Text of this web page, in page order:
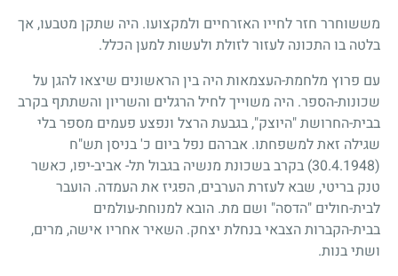
מששוחרר חזר לחייו האזרחיים ולמקצועו. היה שתקן מטבעו, אך
בלטה בו התכונה לעזור לזולת ולעשות למען הכלל.
עם פרוץ מלחמת-העצמאות היה בין הראשונים שיצאו להגן על
שכונות-הספר. היה משוייך לחיל הרגלים והשריון והשתתף בקרב
בבית-החרושת "היוצק", בגבעת הרצל ונפצע פעמים מספר בלי
שגילה זאת למשפחתו. אברהם נפל ביום כ' בניסן תש"ח
(30.4.1948)
בקרב בשכונת מנשיה בגבול תל- אביב-יפו, כאשר
טנק בריטי, שבא לעזרת הערבים, הפגיז את העמדה. הועבר
לבית-חולים "הדסה" ושם מת. הובא למנוחת-עולמים
בבית-הקברות הצבאי בנחלת יצחק. השאיר אחריו אישה, מרים,
ושתי בנות.